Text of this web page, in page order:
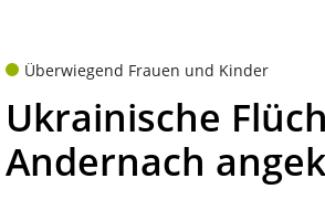
Überwiegend Frauen und Kinder
Ukrainische
Andernach